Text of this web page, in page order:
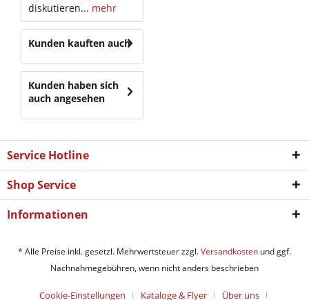
diskutieren... mehr
Kunden kauften auch
Kunden haben sich
auch angesehen
Service Hotline
Shop Service
Informationen
* Alle Preise inkl. gesetzl. Mehrwertsteuer zzgl.Versandkosten und ggf.
Nachnahmegebühren, wenn nicht anders beschrieben
Cookie-Einstellungen Kataloge & Flyer Über uns